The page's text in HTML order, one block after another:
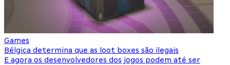
Games
Bélgica determina que as loot boxes são ilegais
E agora os desenvolvedores dos jogos podem até ser